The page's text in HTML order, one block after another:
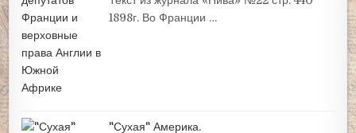
1898г. Во Франции …
"Сухая" Америка.